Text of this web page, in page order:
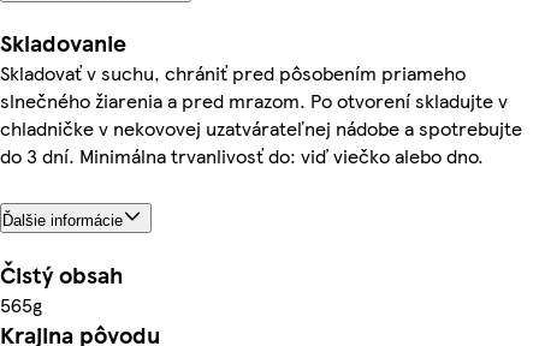
Skladovanie
Skladovať v suchu, chrániť pred pôsobením priameho
slnečného žiarenia a pred mrazom. Po otvorení skladujte v
chladničke v nekovovej uzatvárateľnej nádobe a spotrebujte
do 3 dní. Minimálna trvanlivosť do: viď viečko alebo dno.
Ďalšie informácie
Čistý obsah
565g
Krajina pôvodu